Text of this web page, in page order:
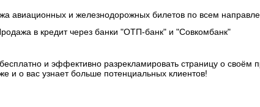
авиационных и железнодорожных билетов по всем
в кредит через банки "ОТП-банк" и "Совкомбанк"
и эффективно разрекламировать страницу о своём
и о вас узнает больше потенциальных клиентов!